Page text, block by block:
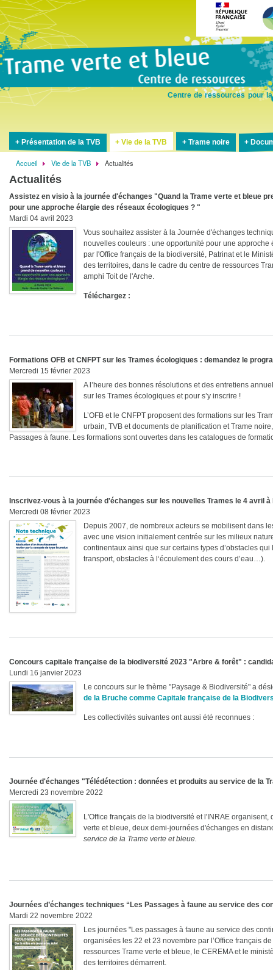
Centre de ressources pour
Présentation de la TVB Vie de la TVB Trame noire
Fil
d'Ariane
Accueil Vie de la TVB Actualités
Actualités
Assistez en visio à la journée d'échanges "Quand la Trame verte et bleue
pour une approche élargie des réseaux écologiques ? "
Mardi 04 avril 2023
Vous souhaitez assister à la Journée d'échanges
nouvelles couleurs : une opportunité pour une
par l'Office français de la biodiversité, Patrinat et le
des territoires, dans le cadre du centre de ressources
amphi Toit de l'Arche.
Téléchargez :
Formations OFB et CNFPT sur les Trames écologiques : demandez le
Mercredi 15 février 2023
A l’heure des bonnes résolutions et des entretiens
sur les Trames écologiques et pour s’y inscrire !
L’OFB et le CNFPT proposent des formations sur les
urbain, TVB et documents de planification et Trame
Passages à faune. Les formations sont ouvertes dans les catalogues de
Inscrivez-vous à la journée d'échanges sur les nouvelles Trames le 4 avril à
Mercredi 08 février 2023
Depuis 2007, de nombreux acteurs se mobilisent dans
avec une vision initialement centrée sur les milieux
continentaux ainsi que sur certains types d’obstacles
transport, obstacles à l‘écoulement des cours d’eau…).
Concours capitale française de la biodiversité 2023 "Arbre & forêt" :
Lundi 16 janvier 2023
Le concours sur le thème "Paysage & Biodiversité" a
de la Bruche comme Capitale française de la
Les collectivités suivantes ont aussi été reconnues :
Journée d'échanges "Télédétection : données et produits au service de la
Mercredi 23 novembre 2022
L'Office français de la biodiversité et l'INRAE
verte et bleue, deux demi-journées d'échanges en
service de la Trame verte et bleue.
Journées d’échanges techniques “Les Passages à faune au service des
Mardi 22 novembre 2022
Les journées "Les passages à faune au service des
organisées les 22 et 23 novembre par l’Office français
ressources Trame verte et bleue, le CEREMA et le
des territoires démarrent.